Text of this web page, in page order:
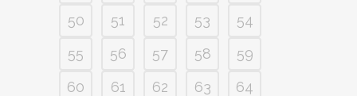
50
51 52 53
54
55
56 57 58
59
60
61 62 63
64